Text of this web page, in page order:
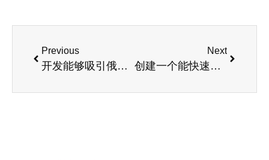
Previous
开发能够吸引俄语客户的强大转化型页面教程
Next
创建一个能快速提升转化率的俄语网站：分步指南